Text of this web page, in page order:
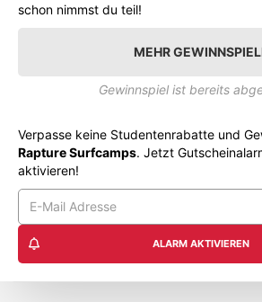
schon nimmst du teil!
MEHR
Gewinnspiel ist bereits
Verpasse keine Studentenrabatte und
Rapture Surfcamps. Jetzt
aktivieren!
ALARM AKTIVIEREN